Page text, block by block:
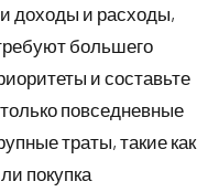
доходы и расходы,
большего
и составьте
повседневные
траты, такие как
покупка